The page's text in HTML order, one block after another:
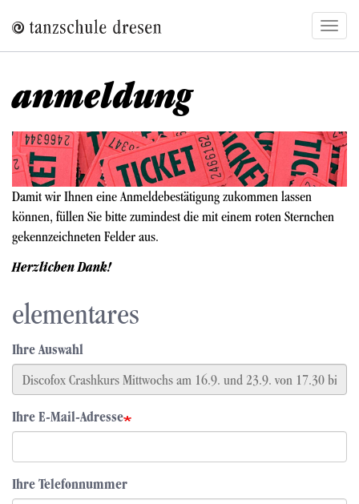
zum
Inhalt
anmeldung
Bild
Damit wir Ihnen eine Anmeldebestätigung zukommen lassen
können, füllen Sie bitte zumindest die mit einem roten Sternchen
gekennzeichneten Felder aus.
Herzlichen Dank!
elementares
Ihre Auswahl
Ihre E-Mail-Adresse
Ihre Telefonnummer